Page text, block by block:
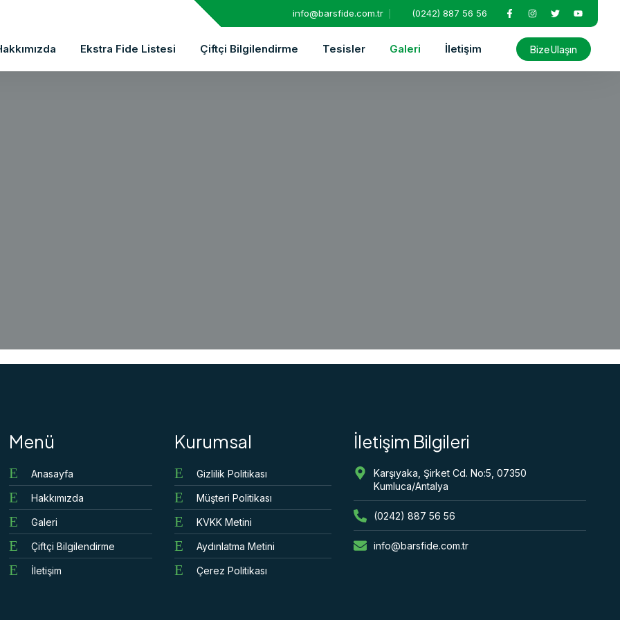
info@barsfide.com.tr (0242) 887 56 56
Ekstra Fide Listesi Çiftçi Bilgilendirme Tesisler Galeri İletişim Bize Ulaşın
Menü
Anasayfa
Hakkımızda
Galeri
Çiftçi Bilgilendirme
İletişim
Kurumsal
Gizlilik Politikası
Müşteri Politikası
KVKK Metini
Aydınlatma Metini
Çerez Politikası
İletişim Bilgileri
Karşıyaka, Şirket Cd. No:5, 07350
Kumluca/Antalya
(0242) 887 56 56
info@barsfide.com.tr